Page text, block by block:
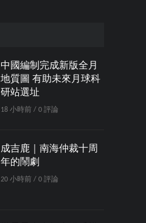
中國編制完成新版全月
地質圖 有助未來月球科
研站選址
18 小時前 / 0 評論
成吉鹿｜南海仲裁十周
年的鬧劇
20 小時前 / 0 評論